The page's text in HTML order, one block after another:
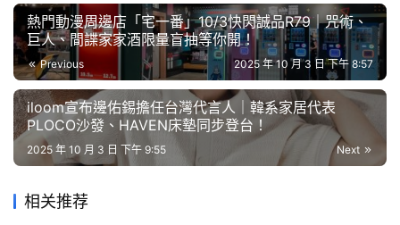
中
古
車
行
百
大
中
車
要角色的「藍色監獄主視覺」在門口歡迎粉絲到來，別急著
進店，先往左右兩邊看看氣勢磅礴的「藍色監獄隊成員牆」
及「U-20日本國家隊成員牆」，主要角色一字排開讓人好
振奮啊！進店馬上看到熱血滿點的「射門區」，讓人一眼喚
起動畫中的球門，讓你重溫潔 世一直視球門吶喊「要成為
世界第一的是我」的決心，旁邊有著糸師 冴與奧利佛·愛空
的「U-20王牌區」，搭配動漫中多個精彩畫面的劇照牆，
感受到滿滿的壓迫感，右邊則是「雙星對決區」潔 世一與
糸師 凜呈現備戰狀態中，別錯過了潔 世一帶頭往前衝的
熱門動漫周邊店「宅一番」10/3快閃誠品R79｜咒術、
巨人、間諜家家酒限量盲抽等你開！
Previous 2025 年 10 月 3 日 下午 8:57
iloom宣布邊佑錫擔任台灣代言人｜韓系家居代表
PLOCO沙發、HAVEN床墊同步登台！
Next
2025 年 10 月 3 日 下午 9:55
相关推荐